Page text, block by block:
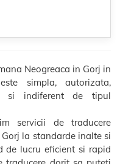
Neogreaca in Gorj in
simpla, autorizata,
si indiferent de tipul
servicii de traducere
la standarde inalte si
de lucru eficient si rapid